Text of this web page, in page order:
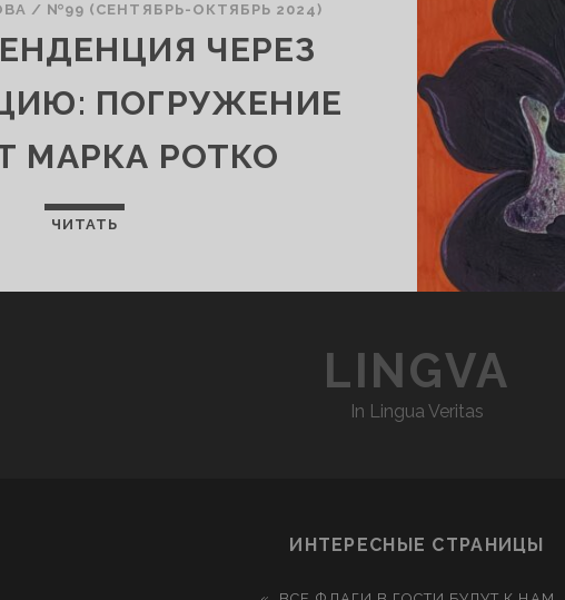
/ №99 (СЕНТЯБРЬ-ОКТЯБРЬ 2024)
ЧЕРЕЗ
ПОГРУЖЕНИЕ
МАРКА РОТКО
ЧИТАТЬ
LINGVA
In Lingua Veritas
ИНТЕРЕСНЫЕ СТРАНИЦЫ